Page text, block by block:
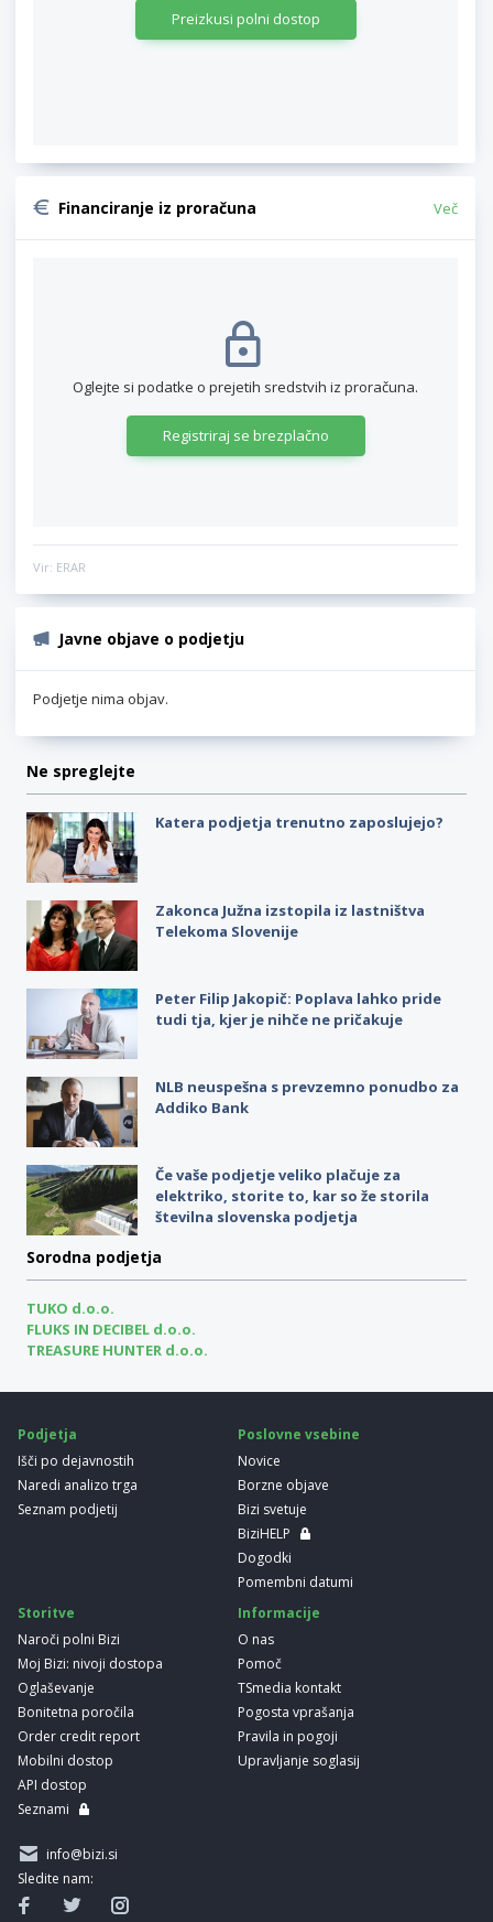
Preizkusi polni dostop
Financiranje iz proračuna Več
Oglejte si podatke o prejetih sredstvih iz proračuna.
Registriraj se brezplačno
Vir: ERAR
Javne objave o podjetju
Podjetje nima objav.
Ne spreglejte
Katera podjetja trenutno zaposlujejo?
Zakonca Južna izstopila iz lastništva
Telekoma Slovenije
Peter Filip Jakopič: Poplava lahko pride
tudi tja, kjer je nihče ne pričakuje
NLB neuspešna s prevzemno ponudbo za
Addiko Bank
Če vaše podjetje veliko plačuje za
elektriko, storite to, kar so že storila
številna slovenska podjetja
Sorodna podjetja
TUKO d.o.o.
FLUKS IN DECIBEL d.o.o.
TREASURE HUNTER d.o.o.
Podjetja
Išči po dejavnostih
Naredi analizo trga
Seznam podjetij
Poslovne vsebine
Novice
Borzne objave
Bizi svetuje
BiziHELP
Dogodki
Pomembni datumi
Storitve
Naroči polni Bizi
Moj Bizi: nivoji dostopa
Oglaševanje
Bonitetna poročila
Order credit report
Mobilni dostop
API dostop
Seznami
Informacije
O nas
Pomoč
TSmedia kontakt
Pogosta vprašanja
Pravila in pogoji
Upravljanje soglasij
info@bizi.si
Sledite nam: